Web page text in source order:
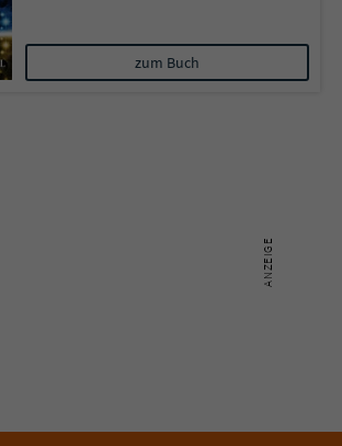
zum Buch
tx_pwcomments_ahash